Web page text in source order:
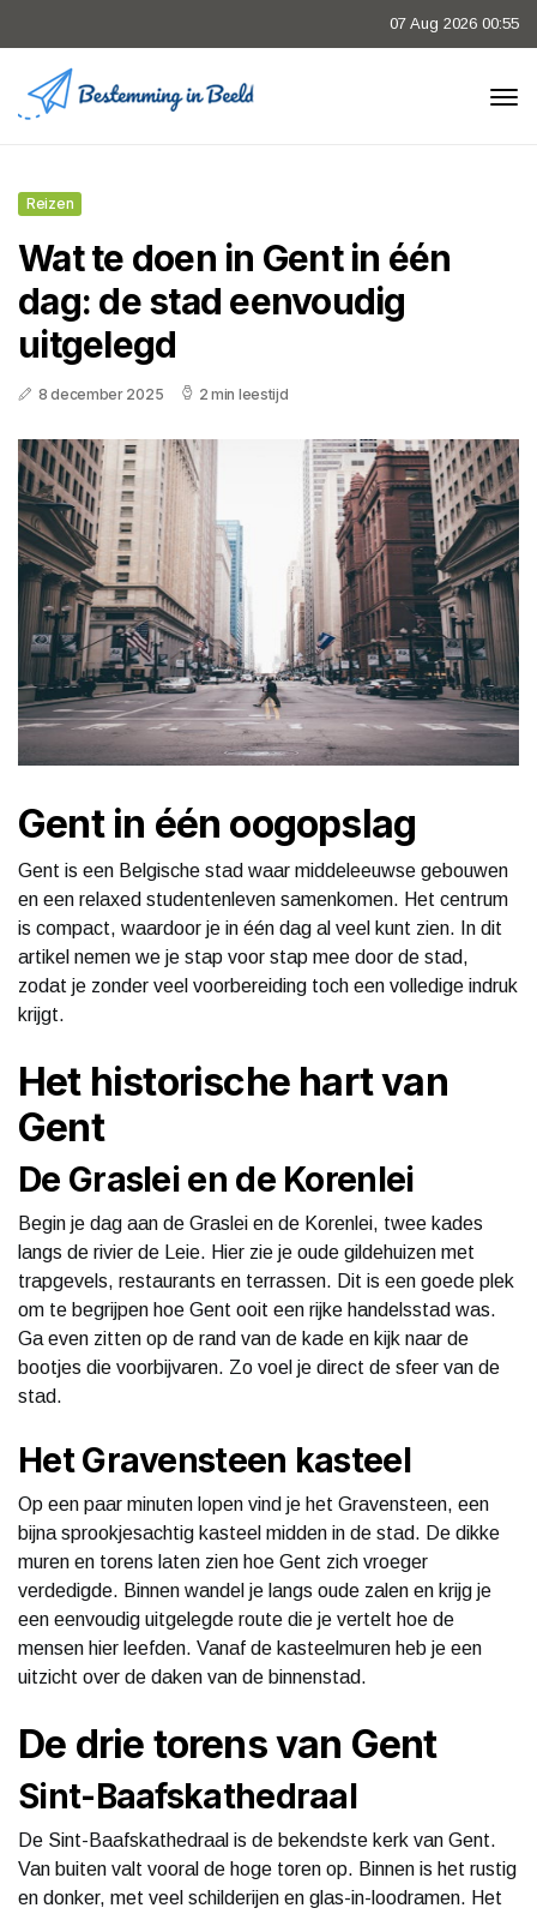
07 Aug 2026 00:55
Reizen
Wat te doen in Gent in één
dag: de stad eenvoudig
uitgelegd
8 december 2025 2 min leestijd
Gent in één oogopslag
Gent is een Belgische stad waar middeleeuwse gebouwen
en een relaxed studentenleven samenkomen. Het centrum
is compact, waardoor je in één dag al veel kunt zien. In dit
artikel nemen we je stap voor stap mee door de stad,
zodat je zonder veel voorbereiding toch een volledige indruk
krijgt.
Het historische hart van
Gent
De Graslei en de Korenlei
Begin je dag aan de Graslei en de Korenlei, twee kades
langs de rivier de Leie. Hier zie je oude gildehuizen met
trapgevels, restaurants en terrassen. Dit is een goede plek
om te begrijpen hoe Gent ooit een rijke handelsstad was.
Ga even zitten op de rand van de kade en kijk naar de
bootjes die voorbijvaren. Zo voel je direct de sfeer van de
stad.
Het Gravensteen kasteel
Op een paar minuten lopen vind je het Gravensteen, een
bijna sprookjesachtig kasteel midden in de stad. De dikke
muren en torens laten zien hoe Gent zich vroeger
verdedigde. Binnen wandel je langs oude zalen en krijg je
een eenvoudig uitgelegde route die je vertelt hoe de
mensen hier leefden. Vanaf de kasteelmuren heb je een
uitzicht over de daken van de binnenstad.
De drie torens van Gent
Sint-Baafskathedraal
De Sint-Baafskathedraal is de bekendste kerk van Gent.
Van buiten valt vooral de hoge toren op. Binnen is het rustig
en donker, met veel schilderijen en glas-in-loodramen. Het